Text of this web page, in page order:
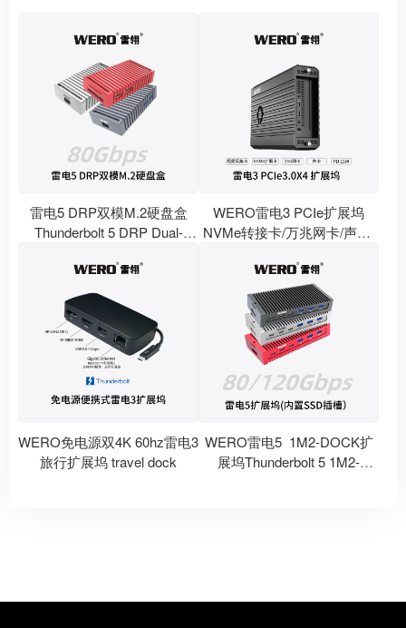
雷电5 DRP双模M.2硬盘盒
Thunderbolt 5 DRP Dual-
WERO雷电3 PCIe扩展坞
NVMe转接卡/万兆网卡/声卡/
3 PCIe Dock
WERO免电源双4K 60hz雷电3
旅行扩展坞 travel dock
WERO雷电5 1M2-DOCK扩
展坞Thunderbolt 5 1M2-